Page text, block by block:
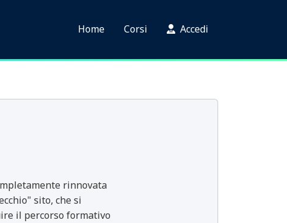
Home Corsi Accedi
rinnovata
sito, che si
il percorso formativo